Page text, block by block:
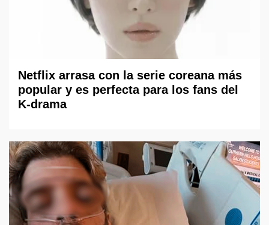
Netflix arrasa con la serie coreana más
popular y es perfecta para los fans del
K-drama